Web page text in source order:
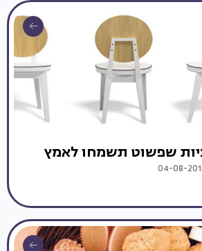
שפשוט תשמחו לאמץ
04-08-